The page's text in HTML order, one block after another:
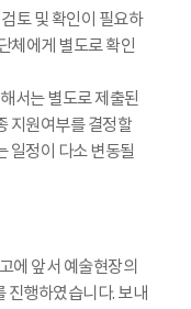
토 및 확인이 필요하
체에게 별도로 확인
서는 별도로 제출된
지원여부를 결정할
일정이 다소 변동될
에 앞서 예술현장의
진행하였습니다. 보내